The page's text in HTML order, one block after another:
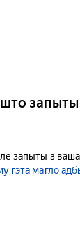
запыты
запыты з
гэта магло